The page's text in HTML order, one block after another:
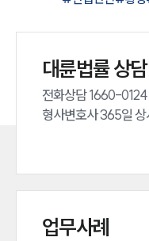
대륜법률 상담
전화상담 1660-0124
형사변호사 365일 상
업무사례